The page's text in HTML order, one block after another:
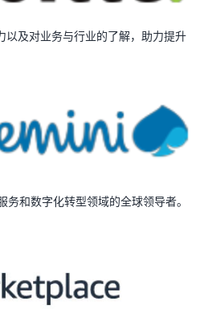
以及对业务与行业的了解，助力提升
和数字化转型领域的全球领导者。